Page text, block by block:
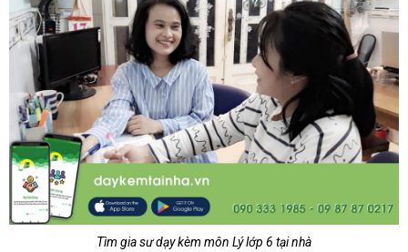
Tìm gia sư dạy kèm môn Lý lớp 6 tại nhà